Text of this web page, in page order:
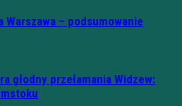
Warszawa – podsumowanie
głodny przełamania Widzew: